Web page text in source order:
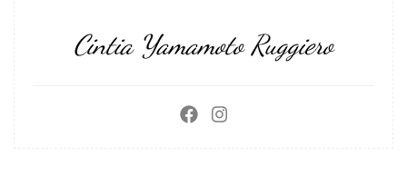
Cintia Yamamoto Ruggiero